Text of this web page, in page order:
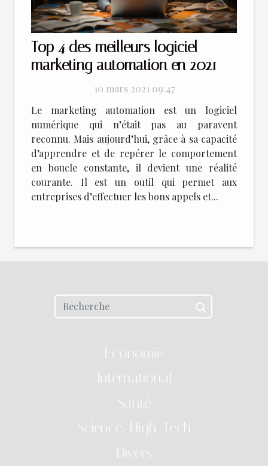
Top 4 des meilleurs logiciel
marketing automation en 2021
10 mars 2021 09:47
Le marketing automation est un logiciel
numérique qui n’était pas au paravent
reconnu. Mais aujourd’hui, grâce à sa capacité
d’apprendre et de repérer le comportement
en boucle constante, il devient une réalité
courante. Il est un outil qui permet aux
entreprises d’effectuer les bons appels et...
Economie
International
Santé
Science/High-Tech
Divers